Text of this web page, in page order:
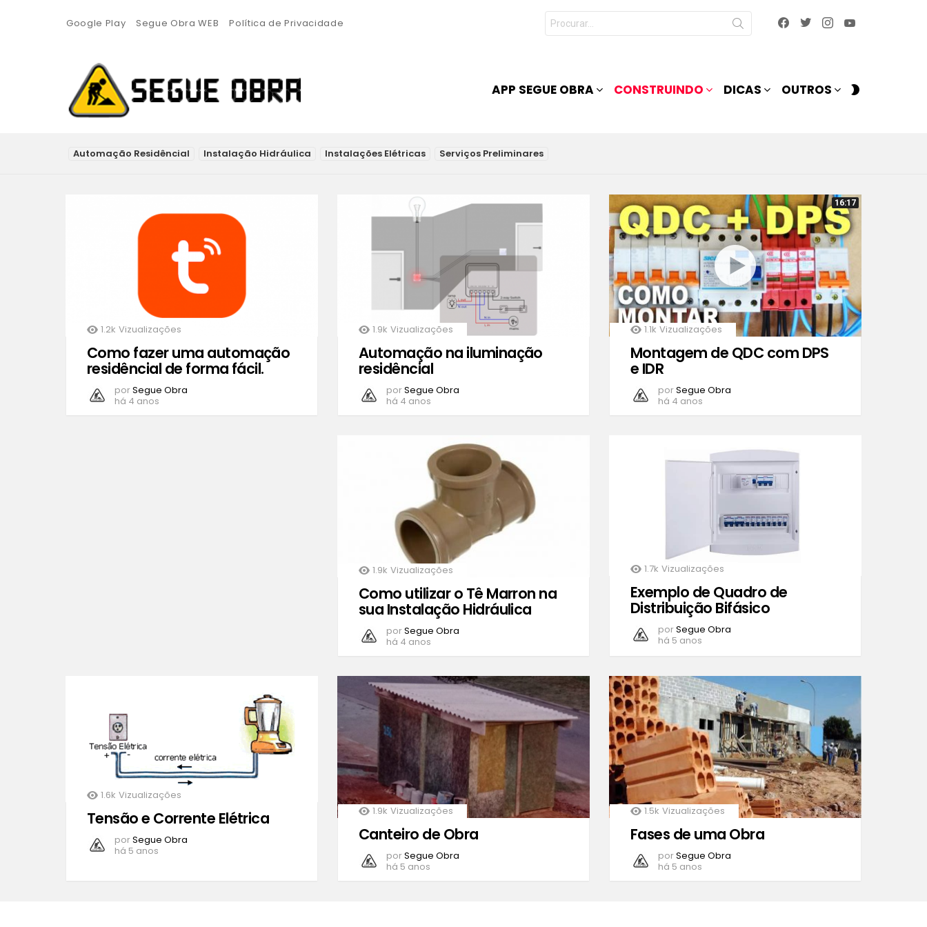
Google Play Segue Obra WEB Política de Privacidade
Procurar
por:
facebooktwitterinstagram
APP SEGUE OBRA CONSTRUINDO DICAS OUTROS
CONSTRUINDO
SUBTERMS
Automação Residêncial Instalação Hidráulica Instalações Elétricas Serviços Preliminares
1.2k Vizualizações
Como fazer uma automação
residêncial de forma fácil.
porSegue Obra
há 4 anos
1.9k Vizualizações
Automação na iluminação
residêncial
porSegue Obra
há 4 anos
16:17
1.1k Vizualizações
Montagem de QDC com DPS
e IDR
porSegue Obra
há 4 anos
1.9k Vizualizações
Como utilizar o Tê Marron na
sua Instalação Hidráulica
porSegue Obra
há 4 anos
1.7k Vizualizações
Exemplo de Quadro de
Distribuição Bifásico
porSegue Obra
há 5 anos
1.6k Vizualizações
Tensão e Corrente Elétrica
porSegue Obra
há 5 anos
1.9k Vizualizações
Canteiro de Obra
porSegue Obra
há 5 anos
1.5k Vizualizações
Fases de uma Obra
porSegue Obra
há 5 anos